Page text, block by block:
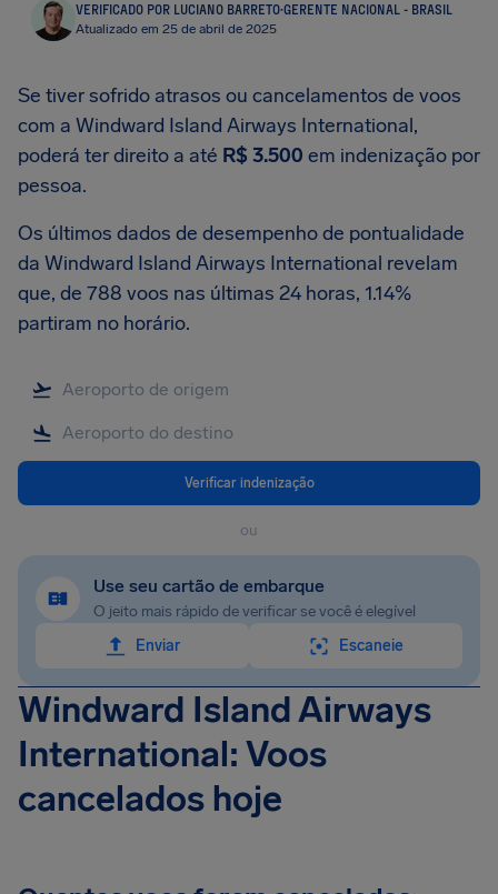
VERIFICADO POR LUCIANO BARRETO·GERENTE NACIONAL - BRASIL
Atualizado em 25 de abril de 2025
Se tiver sofrido atrasos ou cancelamentos de voos
com a Windward Island Airways International,
poderá ter direito a até R$ 3.500 em indenização por
pessoa.
Os últimos dados de desempenho de pontualidade
da Windward Island Airways International revelam
que, de 788 voos nas últimas 24 horas, 1.14%
partiram no horário.
Verificar indenização
ou
Use seu cartão de embarque
O jeito mais rápido de verificar se você é elegível
Enviar
Escaneie
Windward Island Airways
International: Voos
cancelados hoje